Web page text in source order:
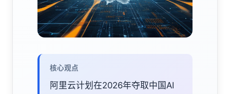
核心观点
阿里云计划在2026年夺取中国AI